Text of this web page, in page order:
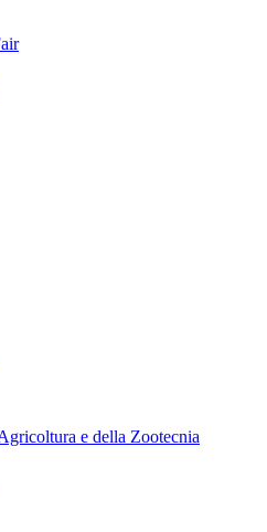
e della Zootecnia